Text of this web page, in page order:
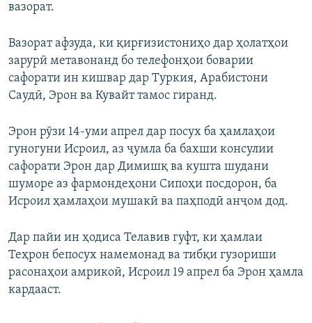
вазорат.
Вазорат афзуда, ки қирғизистониҳо дар ҳолатҳои
зарурӣ метавонанд бо телефонҳои боварии
сафорати ин кишвар дар Туркия, Арабистони
Саудӣ, Эрон ва Кувайт тамос гиранд.
Эрон рӯзи 14-уми апрел дар посух ба ҳамлаҳои
гуногуни Исроил, аз ҷумла ба бахши консулии
сафорати Эрон дар Димишқ ва кушта шудани
шуморе аз фармондеҳони Сипоҳи посдорон, ба
Исроил ҳамлаҳои мушакӣ ва паҳподӣ анҷом дод.
Дар пайи ин ҳодиса Телавив гуфт, ки ҳамлаи
Теҳрон бепосух намемонад ва тибқи гузориши
расонаҳои амрикоӣ, Исроил 19 апрел ба Эрон ҳамла
кардааст.